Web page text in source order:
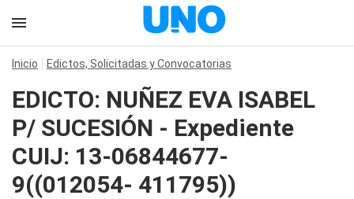
Inicio Edictos, Solicitadas y Convocatorias
EDICTO: NUÑEZ EVA ISABEL
P/ SUCESIÓN - Expediente
CUIJ: 13-06844677-
9((012054- 411795))